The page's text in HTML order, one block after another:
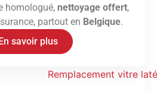
homologué, nettoyage offert,
partout en Belgique.
En savoir plus